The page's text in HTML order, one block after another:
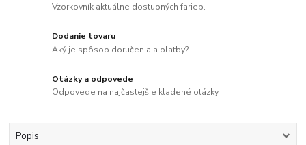
Vzorkovník aktuálne dostupných farieb.
Dodanie tovaru
Aký je spôsob doručenia a platby?
Otázky a odpovede
Odpovede na najčastejšie kladené otázky.
Popis